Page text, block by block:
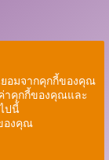
ยอมจากคุกกี้ของคุณ
าคุกกี้ของคุณและ
ปนี้
องคุณ